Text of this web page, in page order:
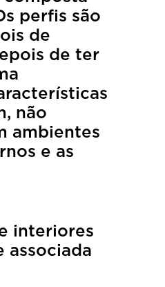
perfis são
de
de ter
não
ambientes
e as
interiores
associada